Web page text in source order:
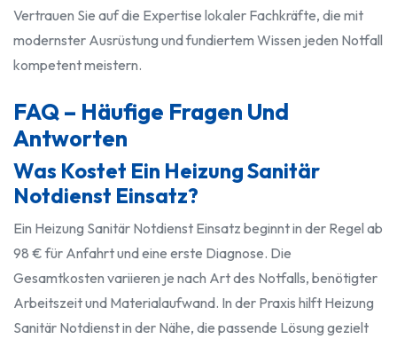
Vertrauen Sie auf die Expertise lokaler Fachkräfte, die mit
modernster Ausrüstung und fundiertem Wissen jeden Notfall
kompetent meistern.
FAQ – Häufige Fragen Und
Antworten
Was Kostet Ein Heizung Sanitär
Notdienst Einsatz?
Ein Heizung Sanitär Notdienst Einsatz beginnt in der Regel ab
98 € für Anfahrt und eine erste Diagnose. Die
Gesamtkosten variieren je nach Art des Notfalls, benötigter
Arbeitszeit und Materialaufwand. In der Praxis hilft Heizung
Sanitär Notdienst in der Nähe, die passende Lösung gezielt